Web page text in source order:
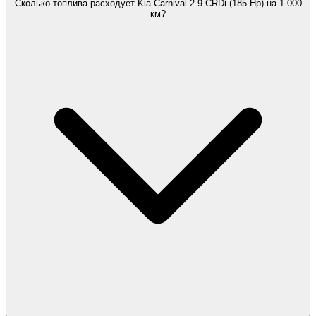
Сколько топлива расходует Kia Carnival 2.9 CRDi (185 Hp) на 1 000
км?